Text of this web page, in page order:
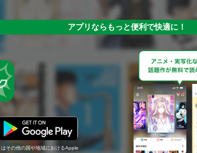
アプリならもっと便利で快適に！
その他の国や地域におけるApple